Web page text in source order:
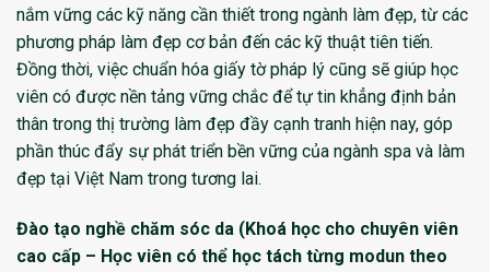
nắm vững các kỹ năng cần thiết trong ngành làm đẹp, từ các
phương pháp làm đẹp cơ bản đến các kỹ thuật tiên tiến.
Đồng thời, việc chuẩn hóa giấy tờ pháp lý cũng sẽ giúp học
viên có được nền tảng vững chắc để tự tin khẳng định bản
thân trong thị trường làm đẹp đầy cạnh tranh hiện nay, góp
phần thúc đẩy sự phát triển bền vững của ngành spa và làm
đẹp tại Việt Nam trong tương lai.
Đào tạo nghề chăm sóc da (Khoá học cho chuyên viên
cao cấp – Học viên có thể học tách từng modun theo